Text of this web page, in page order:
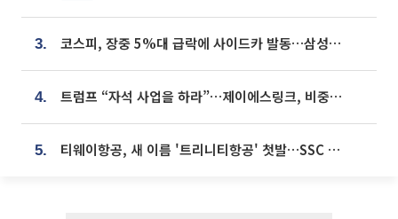
3. 코스피, 장중 5%대 급락에 사이드카 발동…삼성·SK 동반 폭락
4. 트럼프 “자석 사업을 하라”…제이에스링크, 비중국 영구자석 공급망 구축 속도
5. 티웨이항공, 새 이름 '트리니티항공' 첫발…SSC 전략 본격화